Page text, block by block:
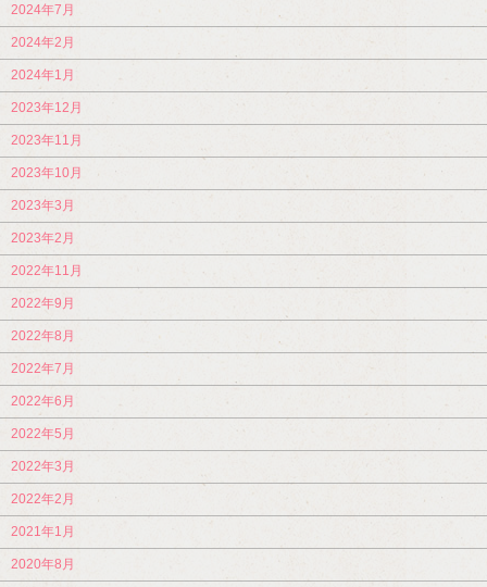
2024年7月
2024年2月
2024年1月
2023年12月
2023年11月
2023年10月
2023年3月
2023年2月
2022年11月
2022年9月
2022年8月
2022年7月
2022年6月
2022年5月
2022年3月
2022年2月
2021年1月
2020年8月